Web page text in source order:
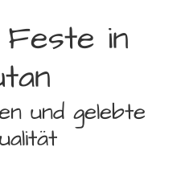
in
und gelebte